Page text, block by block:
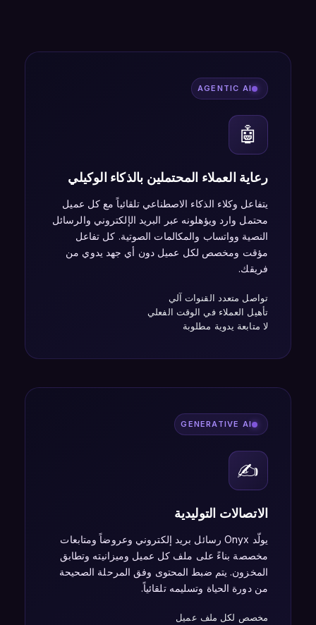
AGENTIC AI
🤖
رعاية العملاء المحتملين بالذكاء الوكيلي
يتفاعل وكلاء الذكاء الاصطناعي تلقائياً مع كل عميل
محتمل وارد ويؤهلونه عبر البريد الإلكتروني والرسائل
النصية وواتساب والمكالمات الصوتية. كل تفاعل
مؤقت ومخصص لكل عميل دون أي جهد يدوي من
فريقك.
تواصل متعدد القنوات آلي
تأهيل العملاء في الوقت الفعلي
لا متابعة يدوية مطلوبة
GENERATIVE AI
✍️
الاتصالات التوليدية
يولّد Onyx رسائل بريد إلكتروني وعروضاً ومتابعات
مخصصة بناءً على ملف كل عميل وميزانيته وتطابق
المخزون. يتم ضبط المحتوى وفق المرحلة الصحيحة
من دورة الحياة وتسليمه تلقائياً.
مخصص لكل ملف عميل